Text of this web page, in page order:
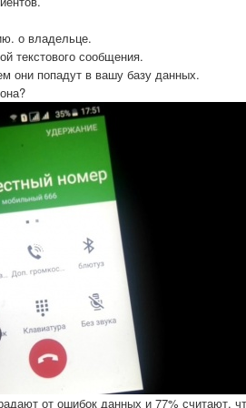
о владельце.
текстового сообщения.
они попадут в вашу базу данных.
от ошибок данных и 77% считают,